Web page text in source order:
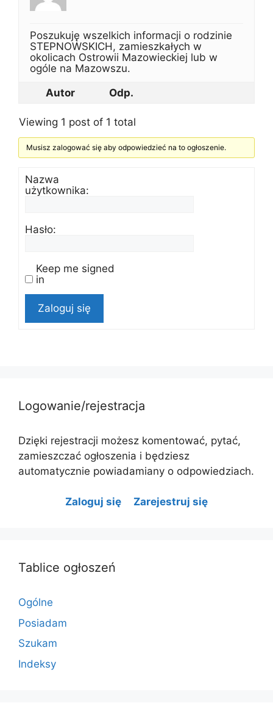
Poszukuję wszelkich informacji o rodzinie
STEPNOWSKICH, zamieszkałych w
okolicach Ostrowii Mazowieckiej lub w
ogóle na Mazowszu.
Autor
Odp.
Viewing 1 post of 1 total
Musisz zalogować się aby odpowiedzieć na to ogłoszenie.
Nazwa
użytkownika:
Hasło:
Keep me signed
in
Zaloguj się
Logowanie/rejestracja
Dzięki rejestracji możesz komentować, pytać,
zamieszczać ogłoszenia i będziesz
automatycznie powiadamiany o odpowiedziach.
Zaloguj się Zarejestruj się
Tablice ogłoszeń
Ogólne
Posiadam
Szukam
Indeksy